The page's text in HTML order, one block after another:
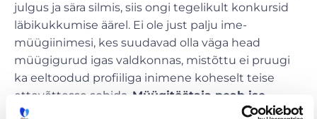
julgus ja sära silmis, siis ongi tegelikult konkursid
läbikukkumise äärel. Ei ole just palju ime-
müügiinimesi, kes suudavad olla väga head
müügigurud igas valdkonnas, mistõttu ei pruugi
ka eeltoodud profiiliga inimene koheselt teise
ettevõttesse sobida. Müügitöötaja peab ise
uskuma teenustesse ja toodetesse, mida müüb,